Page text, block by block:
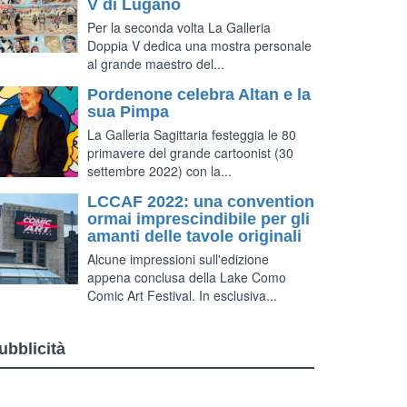
V di Lugano
Per la seconda volta La Galleria
Doppia V dedica una mostra personale
al grande maestro del...
Pordenone celebra Altan e la
sua Pimpa
La Galleria Sagittaria festeggia le 80
primavere del grande cartoonist (30
settembre 2022) con la...
LCCAF 2022: una convention
ormai imprescindibile per gli
amanti delle tavole originali
Alcune impressioni sull'edizione
appena conclusa della Lake Como
Comic Art Festival. In esclusiva...